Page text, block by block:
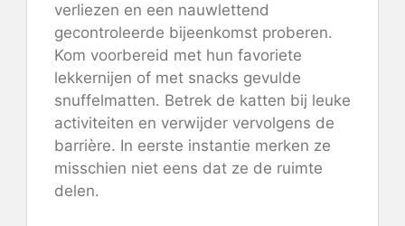
verliezen en een nauwlettend
gecontroleerde bijeenkomst proberen.
Kom voorbereid met hun favoriete
lekkernijen of met snacks gevulde
snuffelmatten. Betrek de katten bij leuke
activiteiten en verwijder vervolgens de
barrière. In eerste instantie merken ze
misschien niet eens dat ze de ruimte
delen.